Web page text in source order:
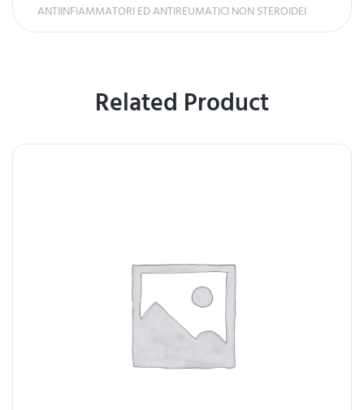
ANTIINFIAMMATORI ED ANTIREUMATICI NON STEROIDEI
Related Product